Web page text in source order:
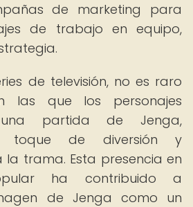
de marketing para
de trabajo en equipo,
de televisión, no es raro
las que los personajes
partida de Jenga,
toque de diversión y
trama. Esta presencia en
ha contribuido a
de Jenga como un